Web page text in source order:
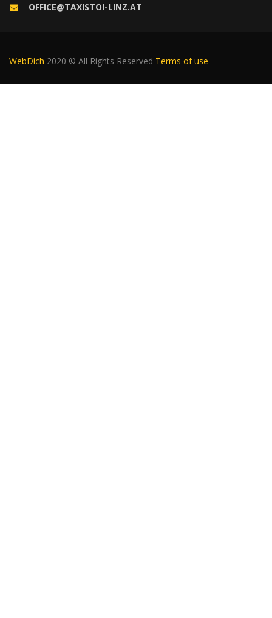
OFFICE@TAXISTOI-LINZ.AT
WebDich 2020 © All Rights Reserved Terms of use